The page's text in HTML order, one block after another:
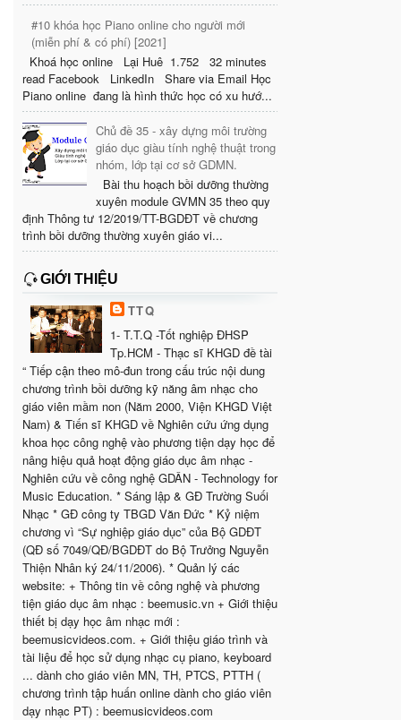
#10 khóa học Piano online cho người mới
(miễn phí & có phí) [2021]
Khoá học online Lại Huê 1.752 32 minutes
read Facebook LinkedIn Share via Email Học
Piano online đang là hình thức học có xu hướ...
Chủ đề 35 - xây dựng môi trường
giáo dục giàu tính nghệ thuật trong
nhóm, lớp tại cơ sở GDMN.
Bài thu hoạch bồi dưỡng thường
xuyên module GVMN 35 theo quy
định Thông tư 12/2019/TT-BGDĐT về chương
trình bồi dưỡng thường xuyên giáo vi...
GIỚI THIỆU
TTQ
1- T.T.Q -Tốt nghiệp ĐHSP
Tp.HCM - Thạc sĩ KHGD đề tài
“ Tiếp cận theo mô-đun trong cấu trúc nội dung
chương trình bồi dưỡng kỹ năng âm nhạc cho
giáo viên mầm non (Năm 2000, Viện KHGD Việt
Nam) & Tiến sĩ KHGD về Nghiên cứu ứng dụng
khoa học công nghệ vào phương tiện dạy học để
nâng hiệu quả hoạt động giáo dục âm nhạc -
Nghiên cứu về công nghệ GDÂN - Technology for
Music Education. * Sáng lập & GĐ Trường Suối
Nhạc * GĐ công ty TBGD Văn Đức * Kỷ niệm
chương vì “Sự nghiệp giáo dục” của Bộ GDĐT
(QĐ số 7049/QĐ/BGDĐT do Bộ Trưởng Nguyễn
Thiện Nhân ký 24/11/2006). * Quản lý các
website: + Thông tin về công nghệ và phương
tiện giáo dục âm nhạc : beemusic.vn + Giới thiệu
thiết bị dạy học âm nhạc mới :
beemusicvideos.com. + Giới thiệu giáo trình và
tài liệu để học sử dụng nhạc cụ piano, keyboard
... dành cho giáo viên MN, TH, PTCS, PTTH (
chương trình tập huấn online dành cho giáo viên
dạy nhạc PT) : beemusicvideos.com